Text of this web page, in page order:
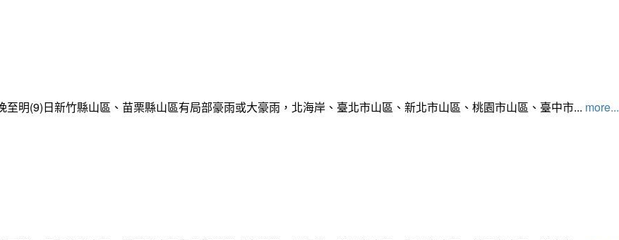
明(9)日新竹縣山區、苗栗縣山區有局部豪雨或大豪雨，北海岸、臺北市山區、新北市山區、桃園市山區、臺中市... more...